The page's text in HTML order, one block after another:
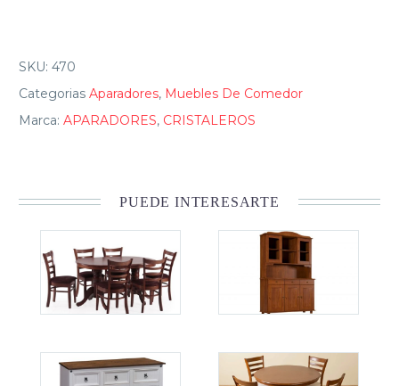
SKU: 470
Categorias Aparadores, Muebles De Comedor
Marca: APARADORES, CRISTALEROS
PUEDE INTERESARTE